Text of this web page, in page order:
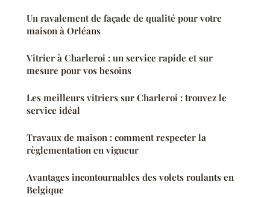
Un ravalement de façade de qualité pour votre
maison à Orléans
Vitrier à Charleroi : un service rapide et sur
mesure pour vos besoins
Les meilleurs vitriers sur Charleroi : trouvez le
service idéal
Travaux de maison : comment respecter la
règlementation en vigueur
Avantages incontournables des volets roulants en
Belgique